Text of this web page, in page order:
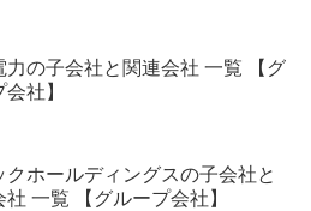
力の子会社と関連会社 一覧 【グ
社】
クホールディングスの子会社と
社 一覧 【グループ会社】